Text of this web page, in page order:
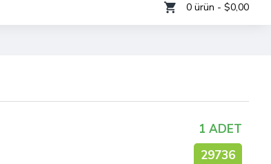
0 ürün - $0,00
1 ADET
29736